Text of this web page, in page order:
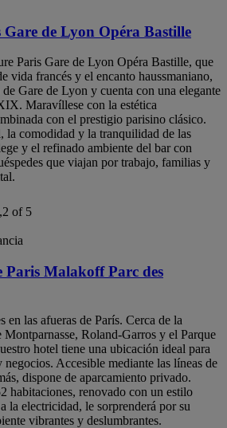
de Lyon Opéra Bastille
Paris Gare de Lyon Opéra Bastille, que
vida francés y el encanto haussmaniano,
de Gare de Lyon y cuenta con una elegante
Maravíllese con la estética
con el prestigio parisino clásico.
la comodidad y la tranquilidad de las
y el refinado ambiente del bar con
que viajan por trabajo, familias y
of 5
Paris Malakoff Parc des
en las afueras de París. Cerca de la
Montparnasse, Roland-Garros y el Parque
hotel tiene una ubicación ideal para
negocios. Accesible mediante las líneas de
dispone de aparcamiento privado.
habitaciones, renovado con un estilo
la electricidad, le sorprenderá por su
vibrantes y deslumbrantes.